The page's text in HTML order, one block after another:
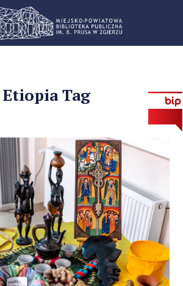
Etiopia Tag